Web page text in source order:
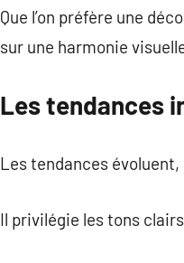
Que l’on préfère une
sur une harmonie
Les tendances
Les tendances
Il privilégie les tons